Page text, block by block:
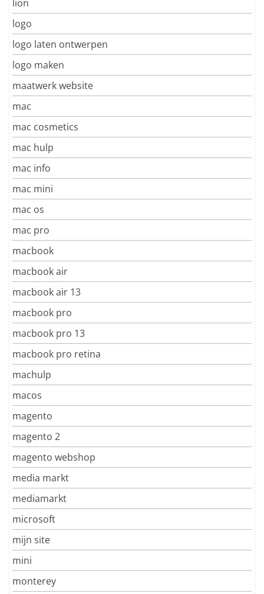
lion
logo
logo laten ontwerpen
logo maken
maatwerk website
mac
mac cosmetics
mac hulp
mac info
mac mini
mac os
mac pro
macbook
macbook air
macbook air 13
macbook pro
macbook pro 13
macbook pro retina
machulp
macos
magento
magento 2
magento webshop
media markt
mediamarkt
microsoft
mijn site
mini
monterey